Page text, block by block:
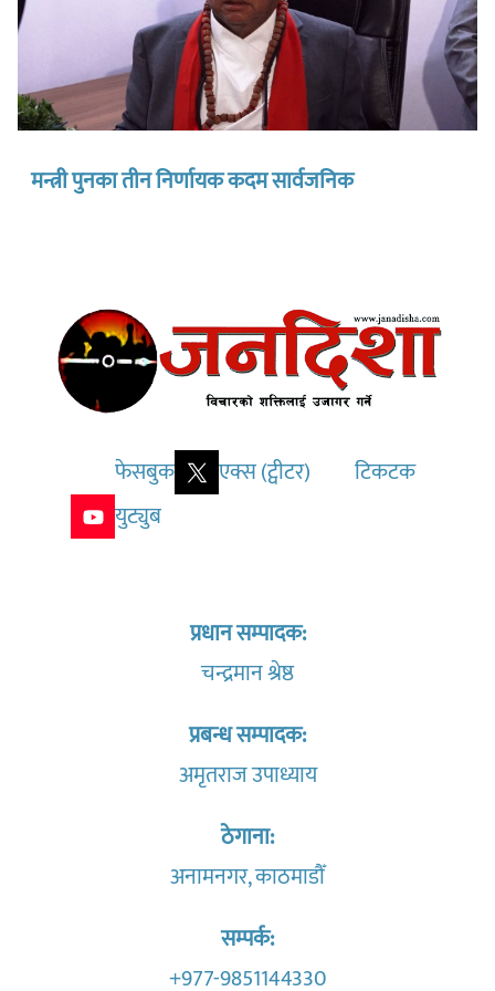
मन्त्री पुनका तीन निर्णायक कदम सार्वजनिक
फेसबुक एक्स (ट्वीटर)
टिकटक
युट्युब
प्रधान सम्पादक:
चन्द्रमान श्रेष्ठ
प्रबन्ध सम्पादक:
अमृतराज उपाध्याय
ठेगाना:
अनामनगर, काठमाडौँ
सम्पर्क:
+977-9851144330